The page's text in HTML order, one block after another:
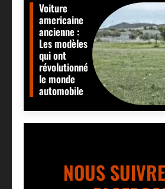
Voiture
americaine
ancienne :
Les modèles
qui ont
révolutionné
le monde
automobile
NOUS